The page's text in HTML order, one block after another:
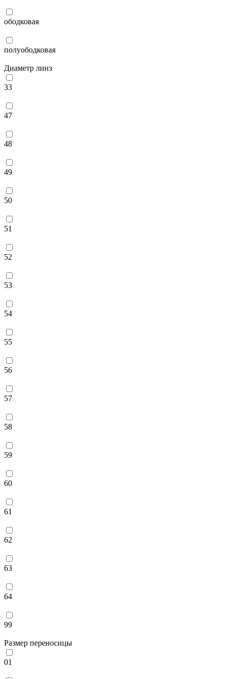
ободковая
полуободковая
Диаметр линз
33
47
48
49
50
51
52
53
54
55
56
57
58
59
60
61
62
63
64
99
Размер переносицы
01